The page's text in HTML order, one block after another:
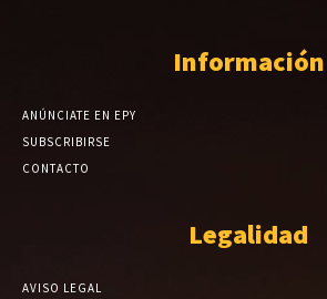
Información
ANÚNCIATE EN EPY
SUBSCRIBIRSE
CONTACTO
Legalidad
AVISO LEGAL